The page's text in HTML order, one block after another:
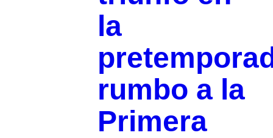
la
rumbo a la
Primera